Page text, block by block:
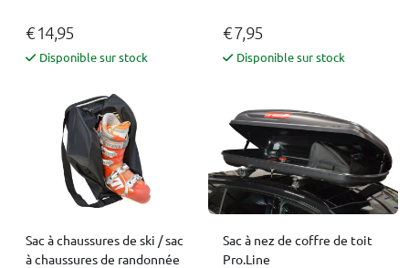
€ 14,95
Disponible sur stock
€ 7,95
Disponible sur stock
Sac à chaussures de ski / sac
à chaussures de randonnée
Sac à nez de coffre de toit
Pro.Line